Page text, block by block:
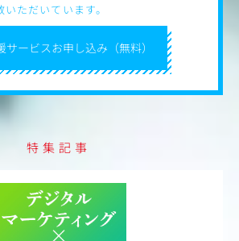
サービスお申し込み（無料）
ただいています。
特集記事